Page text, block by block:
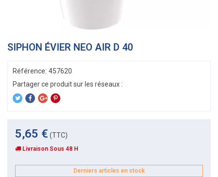
SIPHON ÉVIER NEO AIR D 40
Référence: 457620
5,65 € (TTC)
Livraison Sous 48 H
Derniers articles en stock